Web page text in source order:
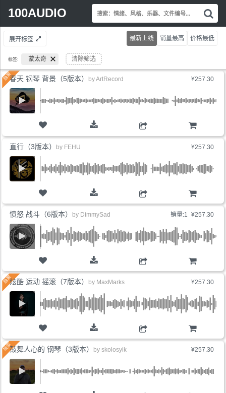
100AUDIO
Search
索
情
绪
乐
文
展开标签
标签: 蒙太奇 清除筛选
最新上线 销量最高 价格最低
¥257.30
春天 钢琴 背景（5版本） byArtRecord
¥257.30
购物车
直行（3版本） by FEHU
销量:1 ¥257.30
购物车
愤怒 战斗（6版本） by DimmySad
¥257.30
购物车
炫酷 运动 摇滚（7版本） by MaxMarks
¥257.30
鼓舞人心的 钢琴（3版本） by skolosyik